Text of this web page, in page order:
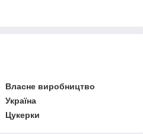
Власне виробництво
Україна
Цукерки